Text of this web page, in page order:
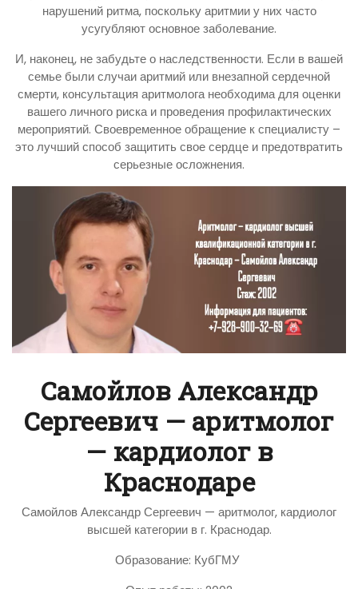
нарушений ритма, поскольку аритмии у них часто
усугубляют основное заболевание.
И, наконец, не забудьте о наследственности. Если в вашей
семье были случаи аритмий или внезапной сердечной
смерти, консультация аритмолога необходима для оценки
вашего личного риска и проведения профилактических
мероприятий. Своевременное обращение к специалисту –
это лучший способ защитить свое сердце и предотвратить
серьезные осложнения.
Самойлов Александр
Сергеевич — аритмолог
— кардиолог в
Краснодаре
Самойлов Александр Сергеевич — аритмолог, кардиолог
высшей категории в г. Краснодар.
Образование: КубГМУ